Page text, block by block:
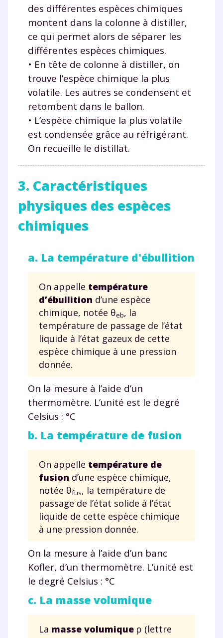
des différentes espèces chimiques
montent dans la colonne à distiller,
ce qui permet alors de séparer les
différentes espèces chimiques.
• En tête de colonne à distiller, on
trouve l’espèce chimique la plus
volatile. Les autres se condensent et
retombent dans le ballon.
• L’espèce chimique la plus volatile
est condensée grâce au réfrigérant.
On recueille le distillat.
3. Caractéristiques
physiques des espèces
chimiques
a. La température d'ébullition
On appelle température
d’ébullition d’une espèce
chimique, notée θeb, la
température de passage de l’état
liquide à l’état gazeux de cette
espèce chimique à une pression
donnée.
On la mesure à l’aide d’un
thermomètre. L’unité est le degré
Celsius : °C
b. La température de fusion
On appelle température de
fusion d’une espèce chimique,
notée θfus, la température de
passage de l’état solide à l’état
liquide de cette espèce chimique
à une pression donnée.
On la mesure à l’aide d’un banc
Kofler, d’un thermomètre. L’unité est
le degré Celsius : °C
c. La masse volumique
La masse volumique ρ (lettre
Unespace dédié aux parents pour
suivre les progrès
Tout le programme scolaire du CP à
la Terminale
Des profs expérimentés disponibles
à la demande par tchat, audio ou
vidéo
TESTER GRATUITEMENT
* Votre code d'accès sera envoyé à cette adresse e-mail. En
données à caractère personnel soient traitées par SEJER, sous
la marque myMaxicours, afin que SEJER puisse vous donner
accès au service de soutien scolaire pendant 24h. Pour en
savoir plus sur la gestion de vos données personnelles et
charte .
communications de la part de
myMaxicours.
Votre adresse e-mail sera exclusivement utilisée pour
vous envoyer notre newsletter. Vous pourrez vous
désinscrire à tout moment, à travers le lien de
désinscription présent dans chaque newsletter. Pour
en savoir plus sur la gestion de vos données
personnelles et pour exercer vos droits, vous pouvez
consulter
notre charte